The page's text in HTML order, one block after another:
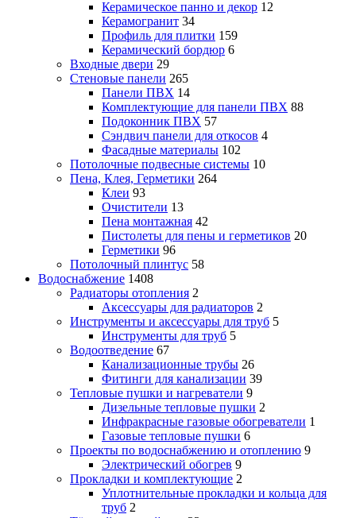
Керамическое панно и декор 12
Керамогранит 34
Профиль для плитки 159
Керамический бордюр 6
Входные двери 29
Стеновые панели 265
Панели ПВХ 14
Комплектующие для панели ПВХ 88
Подоконник ПВХ 57
Сэндвич панели для откосов 4
Фасадные материалы 102
Потолочные подвесные системы 10
Пена, Клея, Герметики 264
Клеи 93
Очистители 13
Пена монтажная 42
Пистолеты для пены и герметиков 20
Герметики 96
Потолочный плинтус 58
Водоснабжение 1408
Радиаторы отопления 2
Аксессуары для радиаторов 2
Инструменты и аксессуары для труб 5
Инструменты для труб 5
Водоотведение 67
Канализационные трубы 26
Фитинги для канализации 39
Тепловые пушки и нагреватели 9
Дизельные тепловые пушки 2
Инфракрасные газовые обогреватели 1
Газовые тепловые пушки 6
Проекты по водоснабжению и отоплению 9
Электрический обогрев 9
Прокладки и комплектующие 2
Уплотнительные прокладки и кольца для
труб 2